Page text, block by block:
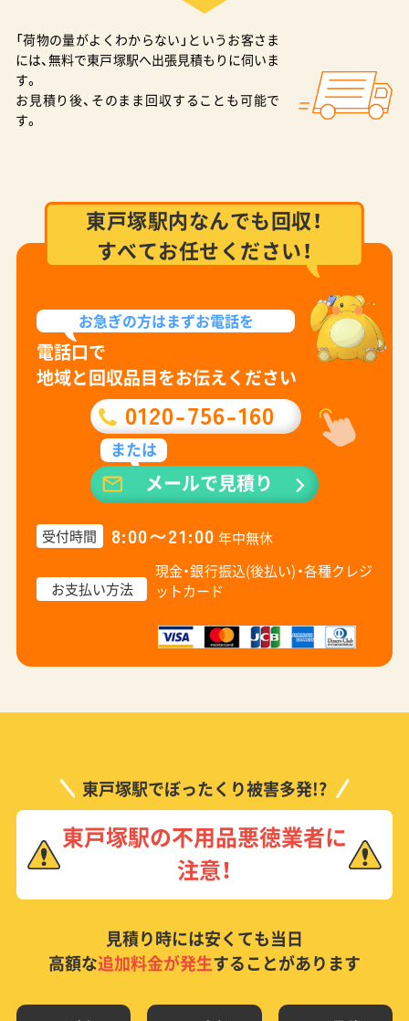
「荷物の量がよくわからない」というお客さま
には、無料で東戸塚駅へ出張見積もりに伺いま
す。
お見積り後、そのまま回収することも可能で
す。
東戸塚駅内なんでも回収！
すべてお任せください！
お急ぎの方はまずお電話を
電話口で
地域と回収品目をお伝えください
0120-756-160
または
メールで見積り
受付時間 8:00〜21:00 年中無休
お支払い方法
現金・銀行振込(後払い)・各種クレジ
ットカード
東戸塚駅でぼったくり被害多発!?
東戸塚駅の不用品悪徳業者に
注意！
見積り時には安くても当日
高額な追加料金が発生することがあります